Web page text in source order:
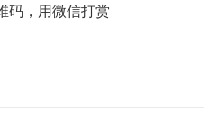
码，用微信打赏